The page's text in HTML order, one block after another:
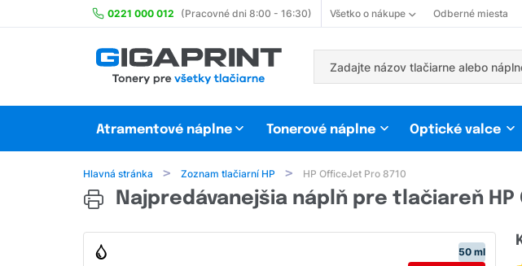
0221 000 012 (Pracovné dni 8:00 - 16:30) Všetko o nákupe Odberné miesta
Atramentové náplne Tonerové náplne Optické valce
Hlavná stránka Zoznam tlačiarní HP HP OfficeJet Pro 8710
Najpredávanejšia náplň pre tlačiareň HP
50 ml